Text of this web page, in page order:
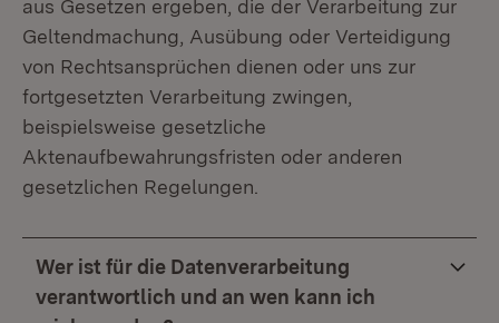
aus Gesetzen ergeben, die der Verarbeitung zur
Geltendmachung, Ausübung oder Verteidigung
von Rechtsansprüchen dienen oder uns zur
fortgesetzten Verarbeitung zwingen,
beispielsweise gesetzliche
Aktenaufbewahrungsfristen oder anderen
gesetzlichen Regelungen.
Wer ist für die Datenverarbeitung
verantwortlich und an wen kann ich